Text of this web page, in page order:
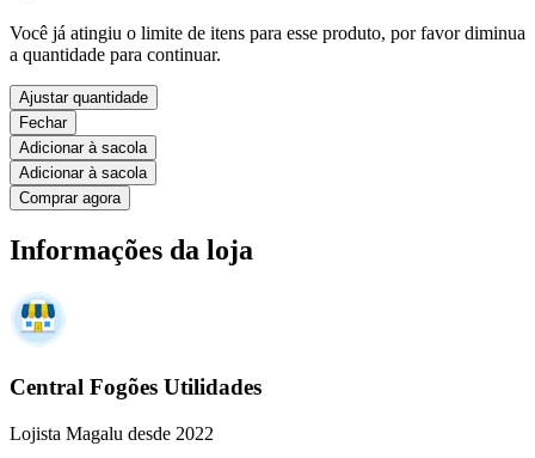
Você já atingiu o limite de itens para esse produto, por favor diminua
a quantidade para continuar.
Ajustar quantidade
Fechar
Adicionar à sacola
Adicionar à sacola
Comprar agora
Informações da loja
Central Fogões Utilidades
Lojista Magalu desde 2022